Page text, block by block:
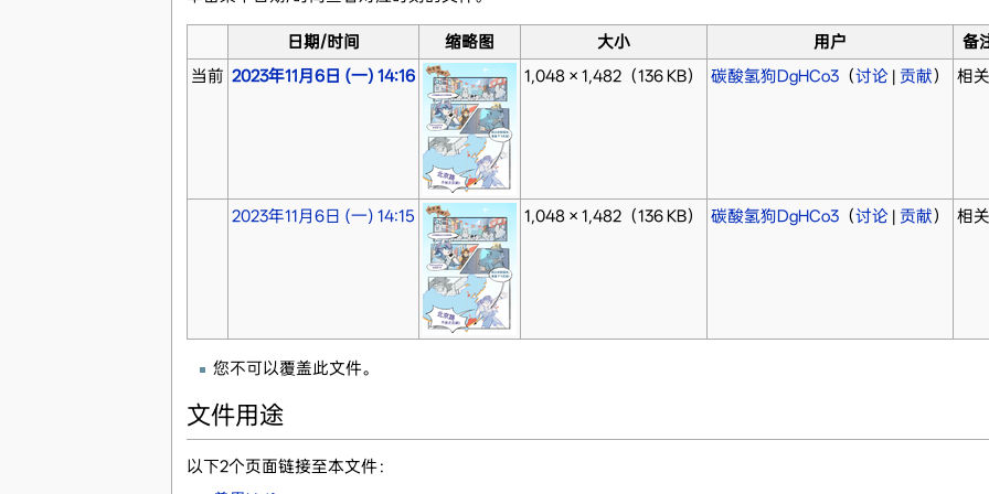
日期/时间 缩略图 大小 用户
备
当前 2023年11月6日 (一) 14:16 1,048 × 1,482（136 KB） 碳酸氢狗DgHCo3（讨论| 贡献） 相
2023年11月6日 (一) 14:15 1,048 × 1,482（136 KB） 碳酸氢狗DgHCo3（讨论| 贡献） 相
您不可以覆盖此文件。
文件用途
以下2个页面链接至本文件：